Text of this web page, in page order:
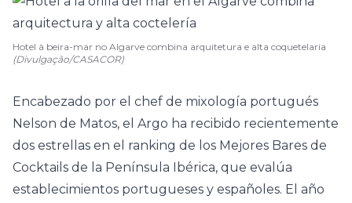
Hotel à beira-mar no Algarve combina arquitetura e alta coquetelaria
(Divulgação/CASACOR)
Encabezado por el chef de mixología portugués
Nelson de Matos, el Argo ha recibido recientemente
dos estrellas en el ranking de los Mejores Bares de
Cocktails de la Península Ibérica, que evalúa
establecimientos portugueses y españoles. El año